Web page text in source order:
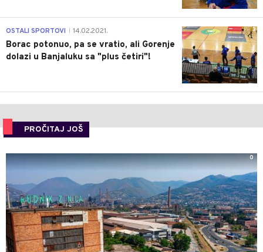
3
OSTALI SPORTOVI 14.02.2021.
Borac potonuo, pa se vratio, ali Gorenje
dolazi u Banjaluku sa "plus četiri"!
PROČITAJ JOŠ
0